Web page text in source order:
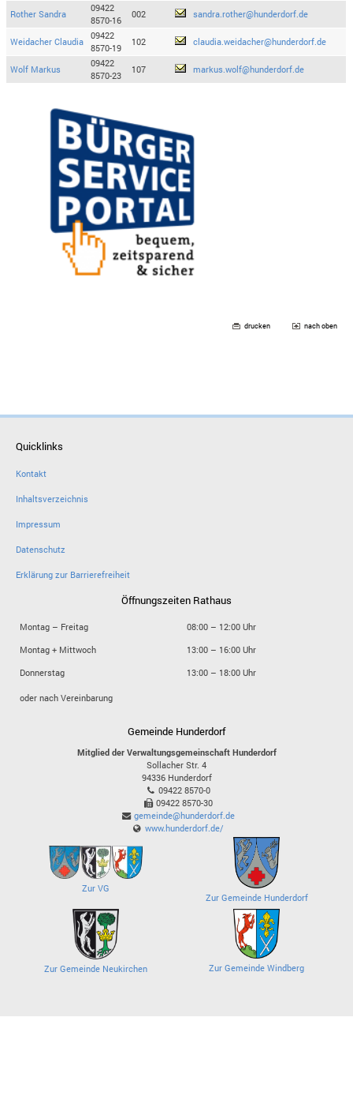
Rother Sandra
09422
8570-16
002 sandra.rother@hunderdorf.de
Weidacher Claudia
09422
8570-19
102 claudia.weidacher@hunderdorf.de
Wolf Markus
09422
8570-23
107 markus.wolf@hunderdorf.de
drucken nach oben
Quicklinks
Kontakt
Inhaltsverzeichnis
Impressum
Datenschutz
Erklärung zur Barrierefreiheit
Öffnungszeiten Rathaus
Montag – Freitag
08:00 – 12:00 Uhr
Montag + Mittwoch
13:00 – 16:00 Uhr
Donnerstag
13:00 – 18:00 Uhr
oder nach Vereinbarung
Gemeinde Hunderdorf
Mitglied der Verwaltungsgemeinschaft Hunderdorf
Sollacher Str. 4
94336 Hunderdorf
09422 8570-0
09422 8570-30
gemeinde@hunderdorf.de
www.hunderdorf.de/
Zur VG
Zur Gemeinde Hunderdorf
Zur Gemeinde Neukirchen Zur Gemeinde Windberg